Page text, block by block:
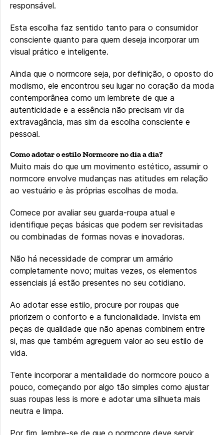
responsável.
Esta escolha faz sentido tanto para o consumidor
consciente quanto para quem deseja incorporar um
visual prático e inteligente.
Ainda que o normcore seja, por definição, o oposto do
modismo, ele encontrou seu lugar no coração da moda
contemporânea como um lembrete de que a
autenticidade e a essência não precisam vir da
extravagância, mas sim da escolha consciente e
pessoal.
Como adotar o estilo Normcore no dia a dia?
Muito mais do que um movimento estético, assumir o
normcore envolve mudanças nas atitudes em relação
ao vestuário e às próprias escolhas de moda.
Comece por avaliar seu guarda-roupa atual e
identifique peças básicas que podem ser revisitadas
ou combinadas de formas novas e inovadoras.
Não há necessidade de comprar um armário
completamente novo; muitas vezes, os elementos
essenciais já estão presentes no seu cotidiano.
Ao adotar esse estilo, procure por roupas que
priorizem o conforto e a funcionalidade. Invista em
peças de qualidade que não apenas combinem entre
si, mas que também agreguem valor ao seu estilo de
vida.
Tente incorporar a mentalidade do normcore pouco a
pouco, começando por algo tão simples como ajustar
suas roupas less is more e adotar uma silhueta mais
neutra e limpa.
Por fim, lembre-se de que o normcore deve servir